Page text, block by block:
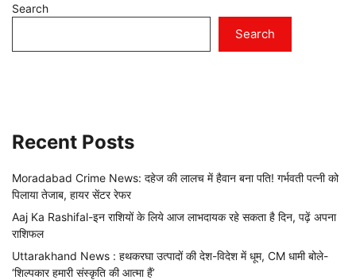
Search
Search
Recent Posts
Moradabad Crime News: दहेज की लालच में हैवान बना पति! गर्भवती पत्नी को
पिलाया तेजाब, हायर सेंटर रेफर
Aaj Ka Rashifal-इन राशियों के लिये आज लाभदायक रहे सकता है दिन, पढ़ें अपना
राशिफल
Uttarakhand News : हथकरघा उत्पादों की देश-विदेश में धूम, CM धामी बोले-
‘शिल्पकार हमारी संस्कृति की आत्मा हैं’